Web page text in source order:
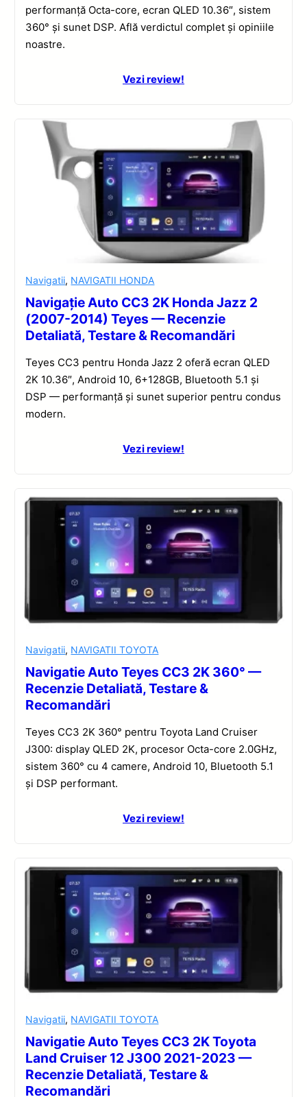
performanță Octa-core, ecran QLED 10.36″, sistem
360° și sunet DSP. Află verdictul complet și opiniile
noastre.
Vezi review!
Navigatii, NAVIGATII HONDA
Navigație Auto CC3 2K Honda Jazz 2
(2007-2014) Teyes — Recenzie
Detaliată, Testare & Recomandări
Teyes CC3 pentru Honda Jazz 2 oferă ecran QLED
2K 10.36″, Android 10, 6+128GB, Bluetooth 5.1 și
DSP — performanță și sunet superior pentru condus
modern.
Vezi review!
Navigatii, NAVIGATII TOYOTA
Navigatie Auto Teyes CC3 2K 360° —
Recenzie Detaliată, Testare &
Recomandări
Teyes CC3 2K 360° pentru Toyota Land Cruiser
J300: display QLED 2K, procesor Octa-core 2.0GHz,
sistem 360° cu 4 camere, Android 10, Bluetooth 5.1
și DSP performant.
Vezi review!
Navigatii, NAVIGATII TOYOTA
Navigatie Auto Teyes CC3 2K Toyota
Land Cruiser 12 J300 2021-2023 —
Recenzie Detaliată, Testare &
Recomandări